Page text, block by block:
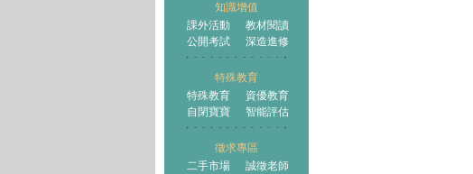
知識增值
課外活動
教材閱讀
公開考試
深造進修
特殊教育
特殊教育
資優教育
自閉寶寶
智能評估
徵求專區
二手市場
誠徵老師